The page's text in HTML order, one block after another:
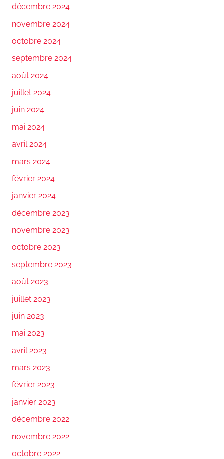
décembre 2024
novembre 2024
octobre 2024
septembre 2024
août 2024
juillet 2024
juin 2024
mai 2024
avril 2024
mars 2024
février 2024
janvier 2024
décembre 2023
novembre 2023
octobre 2023
septembre 2023
août 2023
juillet 2023
juin 2023
mai 2023
avril 2023
mars 2023
février 2023
janvier 2023
décembre 2022
novembre 2022
octobre 2022